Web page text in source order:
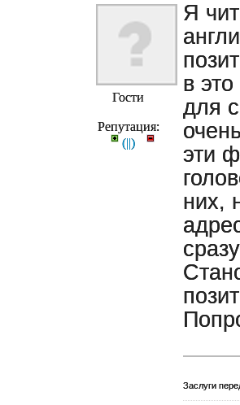
Гости
Репутация:
(||)
Я
в
для
эти
них,
Заслуги